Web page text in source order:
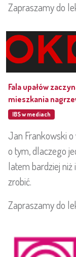
Zapraszamy do
Fala upałów
mieszkania
IBS w mediach
Jan Frankowski o
o tym, dlaczego
latem bardziej niż
zrobić.
Zapraszamy do